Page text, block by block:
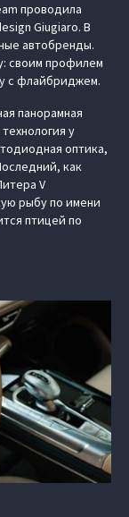
проводила
Giugiaro. В
автобренды.
своим профилем
с флайбриджем.
панорамная
у
оптика,
как
V
рыбу по имени
птицей по